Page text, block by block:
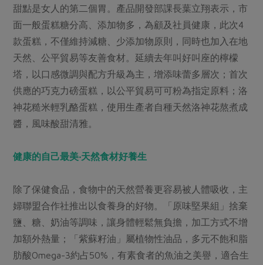
最新產品
優惠專區
素食專區
樂齡友善
節慶大餐
高麗菜海鮮煎餅
媒體報導
下載專區
社務會議 地區活動
活動報下載
甜點是女人的第二個胃。產品開發部課長葉立翔表示，市
面一般蛋糕糖分高、添加物多，為顧及社員健康，此次4
款蛋糕，不僅維持減糖、少添加物原則，同時也加入在地
天然、公平貿易等友善食材。延續去年叫好叫座的檸檬
塔，以口感微調與配方升級為主，增添味蕾多層次；首次
供應的巧克力磅蛋糕，以公平貿易可可粉為指定原料；洛
神花糙米輕乳酪蛋糕，使用生產者自種天然洛神花熬煮成
醬，風味酸甜清雅。
健康的自己最美‧天然食材好養生
除了保健食品，食物中的天然營養更容易被人體吸收，主
婦聯盟合作社推出以食養身的好物。「原味堅果組」捨棄
鹽、糖、奶油等調味，讓身體輕鬆無負擔，加工方式不增
加額外熱量；「紫蘇籽油」屬植物性油品，多元不飽和脂
肪酸Omega-3約占50%，有素食者的魚油之美譽，適合生